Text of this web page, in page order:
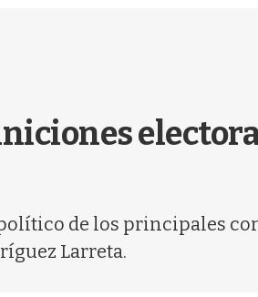
de los principales
Larreta.